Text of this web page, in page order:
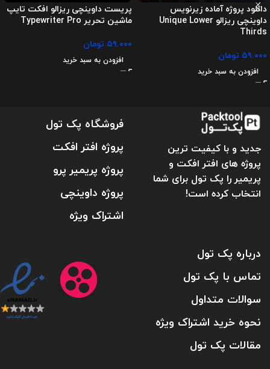
دانلود پروژه آماده زیرنویس
داوینچی ریزالو Unique Lower
Thirds
۵۹.۰۰۰ تومان
افزودن به سبد خرید
پریست داوینچی ریزالو افکت تایپ
ماشین تحریر Typewriter Pro
۵۹.۰۰۰ تومان
افزودن به سبد خرید
جدید و با کیفیت ترین
پروژه های افتر افکت و
پریمیر را پک تول برای شما
انتخاب کرده است!
فروشگاه پک تول
پروژه افتر افکت
پروژه پریمیر پرو
پروژه داوینچی
اشتراک ویژه
درباره پک تول
تماس با پک تول
سوالات متداول
نحوه خرید اشتراک ویژه
مقالات پک تول